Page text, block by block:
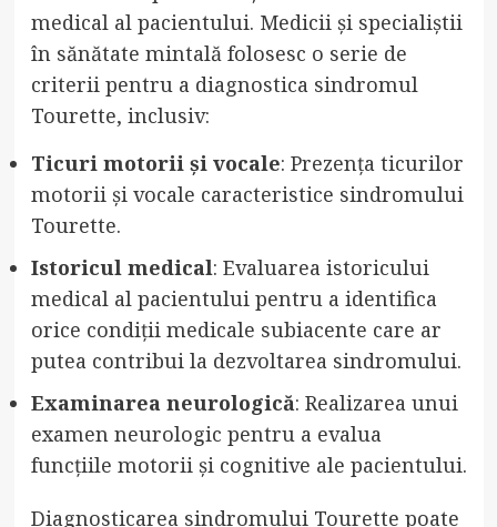
medical al pacientului. Medicii și specialiștii
în sănătate mintală folosesc o serie de
criterii pentru a diagnostica sindromul
Tourette, inclusiv:
Ticuri motorii și vocale: Prezența ticurilor
motorii și vocale caracteristice sindromului
Tourette.
Istoricul medical: Evaluarea istoricului
medical al pacientului pentru a identifica
orice condiții medicale subiacente care ar
putea contribui la dezvoltarea sindromului.
Examinarea neurologică: Realizarea unui
examen neurologic pentru a evalua
funcțiile motorii și cognitive ale pacientului.
Diagnosticarea sindromului Tourette poate